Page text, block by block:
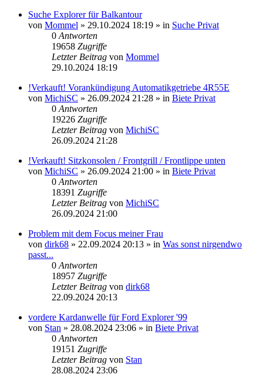
Suche Explorer für Balkantour
von Mommel » 29.10.2024 18:19 » in Suche Privat
0 Antworten
19658 Zugriffe
Letzter Beitrag von Mommel
29.10.2024 18:19
!Verkauft! Vorankündigung Automatikgetriebe 4R55E
von MichiSC » 26.09.2024 21:28 » in Biete Privat
0 Antworten
19226 Zugriffe
Letzter Beitrag von MichiSC
26.09.2024 21:28
!Verkauft! Sitzkonsolen / Frontgrill / Frontlippe unten
von MichiSC » 26.09.2024 21:00 » in Biete Privat
0 Antworten
18391 Zugriffe
Letzter Beitrag von MichiSC
26.09.2024 21:00
Problem mit dem Focus meiner Frau
von dirk68 » 22.09.2024 20:13 » in Was sonst nirgendwo
passt...
0 Antworten
18957 Zugriffe
Letzter Beitrag von dirk68
22.09.2024 20:13
vordere Kardanwelle für Ford Explorer '99
von Stan » 28.08.2024 23:06 » in Biete Privat
0 Antworten
19151 Zugriffe
Letzter Beitrag von Stan
28.08.2024 23:06